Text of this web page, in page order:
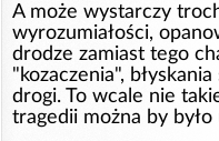
A może wystarczy
wyrozumiałości,
drodze zamiast tego
"kozaczenia",
drogi. To wcale nie
tragedii można by było